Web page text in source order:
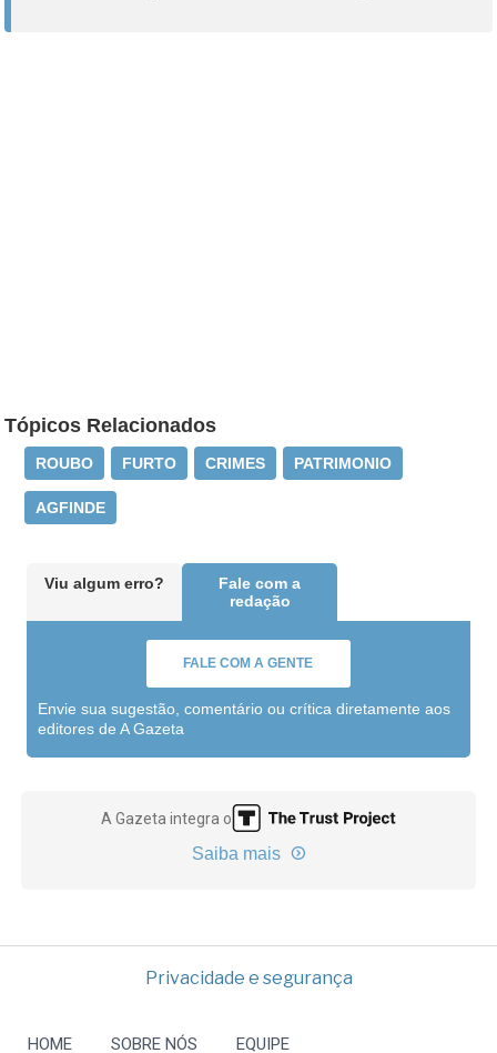
Tópicos Relacionados
ROUBO FURTO CRIMES PATRIMONIO
AGFINDE
Viu algum erro?
Fale com a
redação
FALE COM A GENTE
Envie sua sugestão, comentário ou crítica diretamente aos
editores de A Gazeta
A Gazeta integra o
Saiba mais
Privacidade e segurança
HOME SOBRE NÓS EQUIPE